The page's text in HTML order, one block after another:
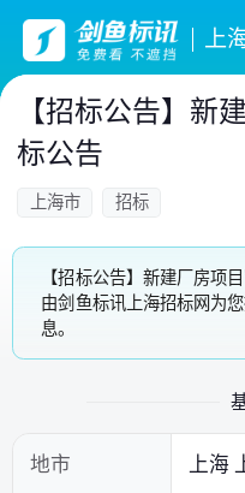
上
【招标公告】新
标公告
上海市 招标
【招标公告】新建厂房项
由剑鱼标讯上海招标网为
息。
地市 上海